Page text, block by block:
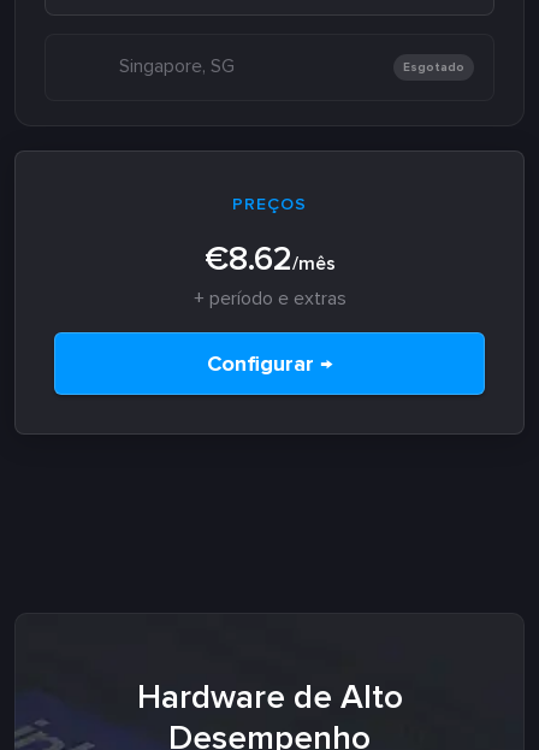
Singapore, SG Esgotado
PREÇOS
€8.62/mês
+ período e extras
Configurar →
Hardware de Alto
Desempenho